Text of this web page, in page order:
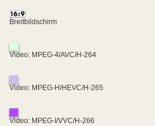
Breitbildschirm
Video: MPEG-4/AVC/H-264
Video: MPEG-H/HEVC/H-265
Video: MPEG-I/VVC/H-266